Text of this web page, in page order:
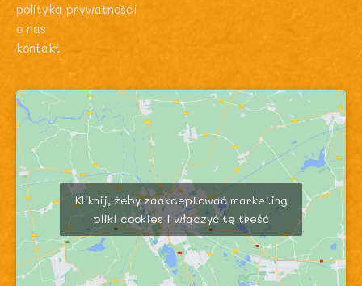
polityka prywatności
o nas
kontakt
Kliknij, żeby zaakceptować marketing
pliki cookies i włączyć tę treść